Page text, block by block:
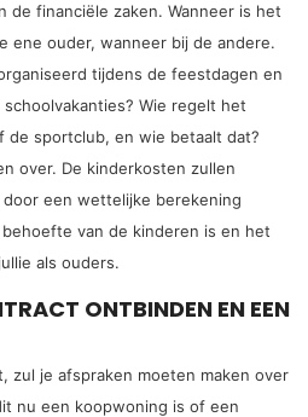
de financiële zaken. Wanneer is het
ene ouder, wanneer bij de andere.
tijdens de feestdagen en
Wie regelt het
de sportclub, en wie betaalt dat?
over. De kinderkosten zullen
een wettelijke berekening
van de kinderen is en het
als ouders.
ONTBINDEN EN EEN
zul je afspraken moeten maken over
nu een koopwoning is of een